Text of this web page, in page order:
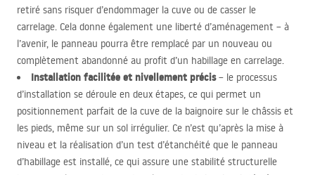
retiré sans risquer d’endommager la cuve ou de casser le
carrelage. Cela donne également une liberté d’aménagement – à
l’avenir, le panneau pourra être remplacé par un nouveau ou
complètement abandonné au profit d’un habillage en carrelage.
Installation facilitée et nivellement précis– le processus
d’installation se déroule en deux étapes, ce qui permet un
positionnement parfait de la cuve de la baignoire sur le châssis et
les pieds, même sur un sol irrégulier. Ce n’est qu’après la mise à
niveau et la réalisation d’un test d’étanchéité que le panneau
d’habillage est installé, ce qui assure une stabilité structurelle